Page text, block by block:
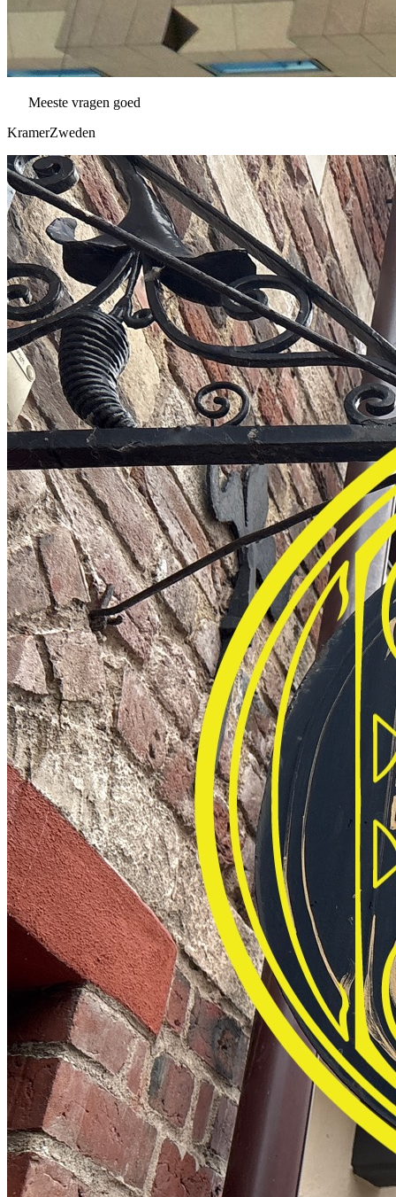
Meeste vragen goed
KramerZweden